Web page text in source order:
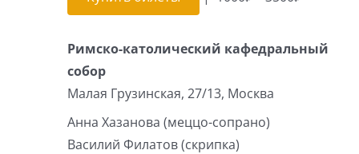
Римско-католический кафедральный
собор
Малая Грузинская, 27/13, Москва
Анна Хазанова (меццо-сопрано)
Василий Филатов (скрипка)